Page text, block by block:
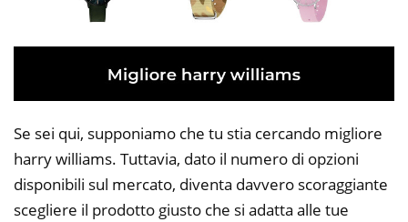
Se sei qui, supponiamo che tu stia cercando migliore
harry williams. Tuttavia, dato il numero di opzioni
disponibili sul mercato, diventa davvero scoraggiante
scegliere il prodotto giusto che si adatta alle tue